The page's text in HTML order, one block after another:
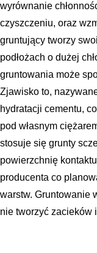
wyrównanie
czyszczeniu, oraz
gruntujący tworzy
podłożach o dużej
gruntowania może
Zjawisko to,
hydratacji cementu,
pod własnym
stosuje się grunty
powierzchnię
producenta co
warstw. Gruntowanie
nie tworzyć zacieków